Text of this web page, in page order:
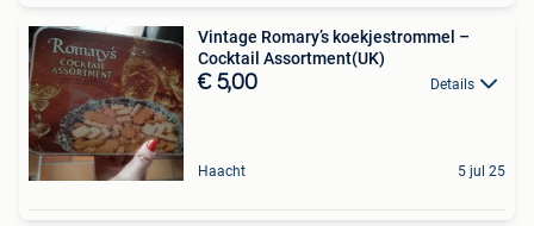
Vintage Romary’s koekjestrommel –
Cocktail Assortment(UK)
€ 5,00 Details
Haacht 5 jul 25